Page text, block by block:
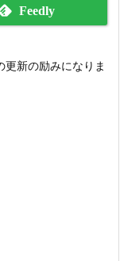
Feedly
新の励みになりま